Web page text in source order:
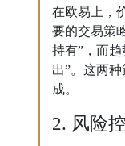
在欧易上，
要的交易策
持有”，而
出”。这两
成。
2. 风险